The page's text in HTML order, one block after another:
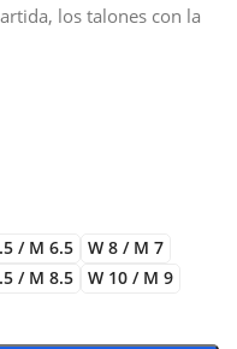
los talones con la
/ M 6.5
W 8 / M 7
/ M 8.5 W 10 / M 9